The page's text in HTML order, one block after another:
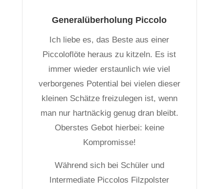
Generalüberholung Piccolo
Ich liebe es, das Beste aus einer
Piccoloflöte heraus zu kitzeln. Es ist
immer wieder erstaunlich wie viel
verborgenes Potential bei vielen dieser
kleinen Schätze freizulegen ist, wenn
man nur hartnäckig genug dran bleibt.
Oberstes Gebot hierbei: keine
Kompromisse!
Während sich bei Schüler und
Intermediate Piccolos Filzpolster